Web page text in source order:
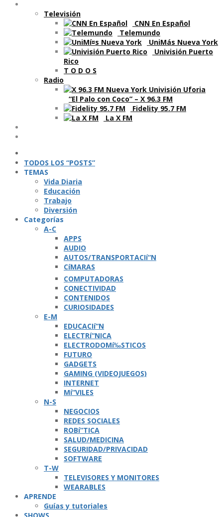
Televisión
CNN En Español
Telemundo
UniMás Nueva York
Univisión Puerto
Rico
T O D O S
Radio
“El Palo con Coco” – X 96.3 FM
Fidelity 95.7 FM
La X FM
TODOS LOS “POSTS”
TEMAS
Vida Diaria
Educación
Trabajo
Diversión
Categorí­as
A-C
APPS
AUDIO
AUTOS/TRANSPORTACIí“N
CíMARAS
COMPUTADORAS
CONECTIVIDAD
CONTENIDOS
CURIOSIDADES
E-M
EDUCACIí“N
ELECTRí“NICA
ELECTRODOMí‰STICOS
FUTURO
GADGETS
GAMING (VIDEOJUEGOS)
INTERNET
Mí“VILES
N-S
NEGOCIOS
REDES SOCIALES
ROBí“TICA
SALUD/MEDICINA
SEGURIDAD/PRIVACIDAD
SOFTWARE
T-W
TELEVISORES Y MONITORES
WEARABLES
APRENDE
Guí­as y tutoriales